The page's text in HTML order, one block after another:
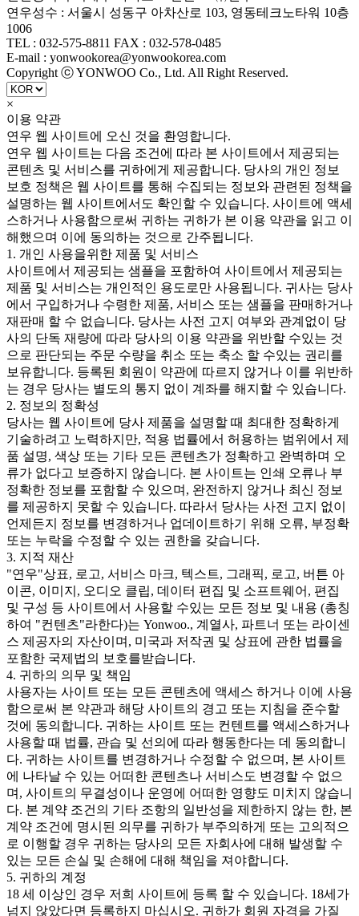
연우성수 : 서울시 성동구 아차산로 103, 영동테크노타워 10층
1006
TEL : 032-575-8811 FAX : 032-578-0485
E-mail : yonwookorea@yonwookorea.com
Copyright ⓒ YONWOO Co., Ltd. All Right Reserved.
×
이용 약관
연우 웹 사이트에 오신 것을 환영합니다.
연우 웹 사이트는 다음 조건에 따라 본 사이트에서 제공되는
콘텐츠 및 서비스를 귀하에게 제공합니다. 당사의 개인 정보
보호 정책은 웹 사이트를 통해 수집되는 정보와 관련된 정책을
설명하는 웹 사이트에서도 확인할 수 있습니다. 사이트에 액세
스하거나 사용함으로써 귀하는 귀하가 본 이용 약관을 읽고 이
해했으며 이에 동의하는 것으로 간주됩니다.
1. 개인 사용을위한 제품 및 서비스
사이트에서 제공되는 샘플을 포함하여 사이트에서 제공되는
제품 및 서비스는 개인적인 용도로만 사용됩니다. 귀사는 당사
에서 구입하거나 수령한 제품, 서비스 또는 샘플을 판매하거나
재판매 할 수 없습니다. 당사는 사전 고지 여부와 관계없이 당
사의 단독 재량에 따라 당사의 이용 약관을 위반할 수있는 것
으로 판단되는 주문 수량을 취소 또는 축소 할 수있는 권리를
보유합니다. 등록된 회원이 약관에 따르지 않거나 이를 위반하
는 경우 당사는 별도의 통지 없이 계좌를 해지할 수 있습니다.
2. 정보의 정확성
당사는 웹 사이트에 당사 제품을 설명할 때 최대한 정확하게
기술하려고 노력하지만, 적용 법률에서 허용하는 범위에서 제
품 설명, 색상 또는 기타 모든 콘텐츠가 정확하고 완벽하며 오
류가 없다고 보증하지 않습니다. 본 사이트는 인쇄 오류나 부
정확한 정보를 포함할 수 있으며, 완전하지 않거나 최신 정보
를 제공하지 못할 수 있습니다. 따라서 당사는 사전 고지 없이
언제든지 정보를 변경하거나 업데이트하기 위해 오류, 부정확
또는 누락을 수정할 수 있는 권한을 갖습니다.
3. 지적 재산
"연우"상표, 로고, 서비스 마크, 텍스트, 그래픽, 로고, 버튼 아
이콘, 이미지, 오디오 클립, 데이터 편집 및 소프트웨어, 편집
및 구성 등 사이트에서 사용할 수있는 모든 정보 및 내용 (총칭
하여 "컨텐츠"라한다)는 Yonwoo., 계열사, 파트너 또는 라이센
스 제공자의 자산이며, 미국과 저작권 및 상표에 관한 법률을
포함한 국제법의 보호를받습니다.
4. 귀하의 의무 및 책임
사용자는 사이트 또는 모든 콘텐츠에 액세스 하거나 이에 사용
함으로써 본 약관과 해당 사이트의 경고 또는 지침을 준수할
것에 동의합니다. 귀하는 사이트 또는 컨텐트를 액세스하거나
사용할 때 법률, 관습 및 선의에 따라 행동한다는 데 동의합니
다. 귀하는 사이트를 변경하거나 수정할 수 없으며, 본 사이트
에 나타날 수 있는 어떠한 콘텐츠나 서비스도 변경할 수 없으
며, 사이트의 무결성이나 운영에 어떠한 영향도 미치지 않습니
다. 본 계약 조건의 기타 조항의 일반성을 제한하지 않는 한, 본
계약 조건에 명시된 의무를 귀하가 부주의하게 또는 고의적으
로 이행할 경우 귀하는 당사의 모든 자회사에 대해 발생할 수
있는 모든 손실 및 손해에 대해 책임을 져야합니다.
5. 귀하의 계정
18 세 이상인 경우 저희 사이트에 등록 할 수 있습니다. 18세가
넘지 않았다면 등록하지 마십시오. 귀하가 회원 자격을 가질